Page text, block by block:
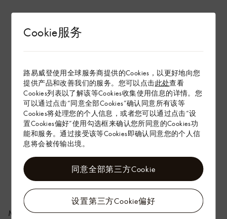
Cookie服务
路易威登使用全球服务商提供的Cookies，以更好地向您
提供产品和改善我们的服务。您可以点击此处查看
Cookies列表以了解该等Cookies收集使用信息的详情。您
可以通过点击“同意全部Cookies”确认同意所有该等
Cookies将处理您的个人信息，或者您可以通过点击“设
置Cookies偏好”使用勾选框来确认您所同意的Cookies功
能和服务。通过接受该等Cookies即确认同意您的个人信
息将会被传输出境。
设置第三方Cookie偏好
同意全部第三方Cookie
Monogram Anniversary